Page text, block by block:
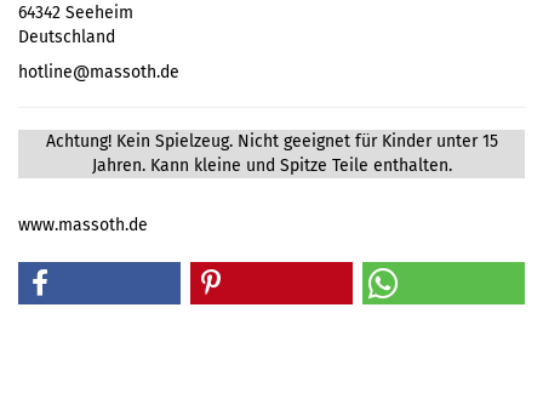
64342 Seeheim
Deutschland
hotline@massoth.de
Achtung! Kein Spielzeug. Nicht geeignet für Kinder unter 15
Jahren. Kann kleine und Spitze Teile enthalten.
www.massoth.de